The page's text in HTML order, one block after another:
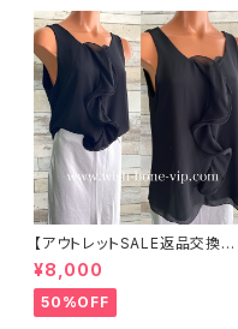
【アウトレットSALE返品交換不
可8/20まで】イタリア製 CASA
DEILUCA ITALY｜前フリル＆B
IGフリルトップス /ブラック
¥8,000
50%OFF